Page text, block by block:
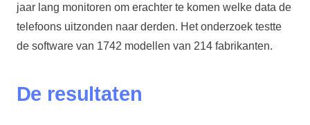
jaar lang monitoren om erachter te komen welke data de
telefoons uitzonden naar derden. Het onderzoek testte
de software van 1742 modellen van 214 fabrikanten.
De resultaten